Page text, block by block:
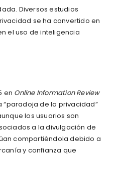
Diversos estudios
se ha convertido en
el uso de inteligencia
en Online Information Review
“paradoja de la privacidad”
los usuarios son
a la divulgación de
compartiéndola debido a
y confianza que